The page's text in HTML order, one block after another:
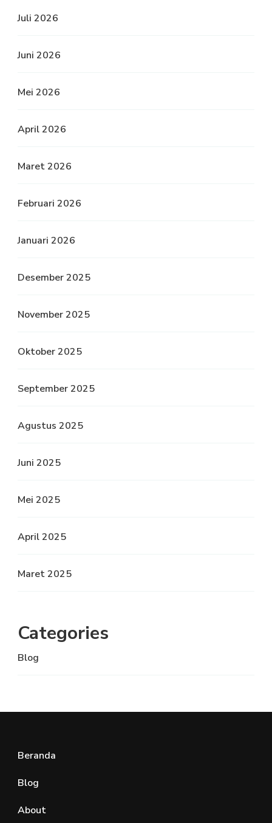
Juli 2026
Juni 2026
Mei 2026
April 2026
Maret 2026
Februari 2026
Januari 2026
Desember 2025
November 2025
Oktober 2025
September 2025
Agustus 2025
Juni 2025
Mei 2025
April 2025
Maret 2025
Categories
Blog
Beranda
Blog
About